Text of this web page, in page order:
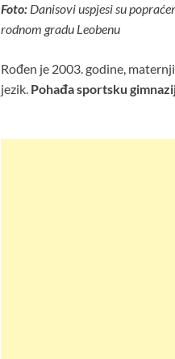
Foto: Danisovi uspjesi su
rodnom gradu Leobenu
Rođen je 2003. godine,
jezik. Pohađa sportsku